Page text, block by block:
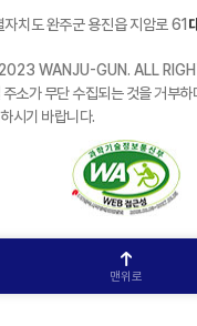
치도 완주군 용진읍 지암로 61
WANJU-GUN. ALL
소가 무단 수집되는 것을 거부하
시기 바랍니다.
맨위로